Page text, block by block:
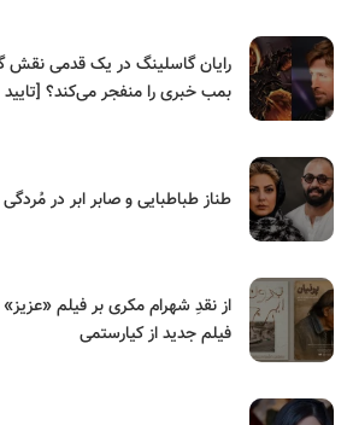
رایان گاسلینگ در یک قدمی نقش
بمب خبری را منفجر می‌کند؟
طناز طباطبایی و صابر ابر در
از نقدِ شهرام مکری بر فیلم
فیلم جدید از کیارستمی